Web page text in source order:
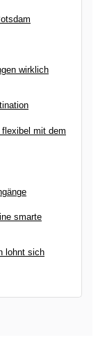
wirklich
mit dem
smarte
lohnt sich